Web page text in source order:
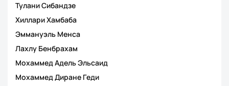
Тулани Сибандзе
Хиллари Хамбаба
Эммануэль Менса
Лахлу Бенбрахам
Мохаммед Адель Эльсаид
Мохаммед Диране Геди